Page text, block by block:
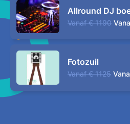
Allround DJ
Vanaf € 1190
Fotozuil
Vanaf € 1125